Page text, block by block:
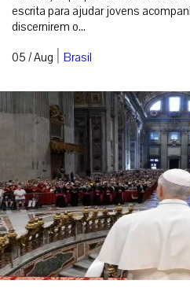
escrita para ajudar jovens
discernirem o...
05 / Aug | Brasil